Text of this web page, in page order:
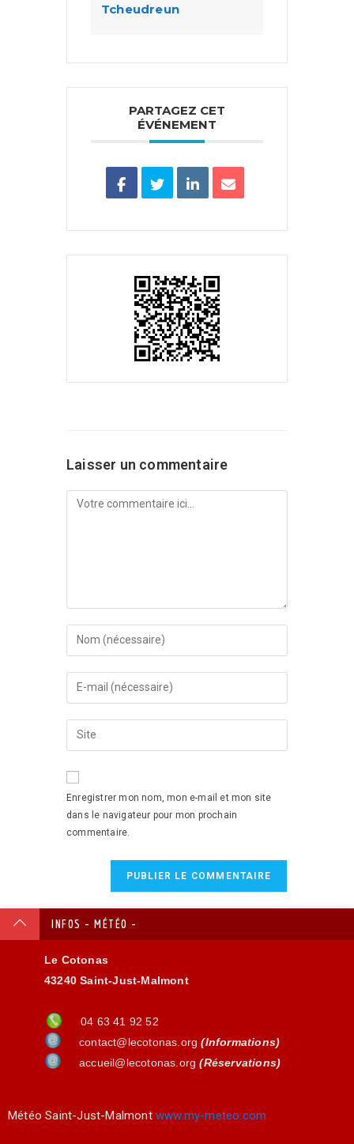
Tcheudreun
PARTAGEZ CET
ÉVÉNEMENT
Laisser un commentaire
Enregistrer mon nom, mon e-mail et mon site
dans le navigateur pour mon prochain
commentaire.
INFOS - MÉTÉO -
Le Cotonas
43240 Saint-Just-Malmont
04 63 41 92 52
contact@lecotonas.org(Informations)
accueil@lecotonas.org(Réservations)
Météo Saint-Just-Malmont www.my-meteo.com